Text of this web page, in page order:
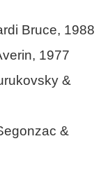
Bruce, 1988
1977
&
&